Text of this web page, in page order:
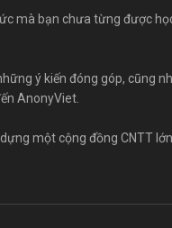
mà bạn chưa từng được
ý kiến đóng góp, cũng
AnonyViet.
một cộng đồng CNTT lớn